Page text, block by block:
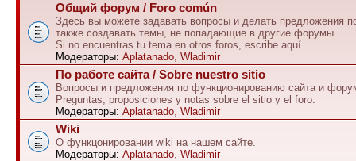
Общий форум / Foro común
Здесь вы можете задавать вопросы и делать предложения
также создавать темы, не попадающие в другие форумы.
Si no encuentras tu tema en otros foros, escribe aquí.
Модераторы: Aplatanado, Wladimir
По работе сайта / Sobre nuestro sitio
Вопросы и предложения по функционированию сайта и
Preguntas, proposiciones y notas sobre el sitio y el foro.
Модераторы: Aplatanado, Wladimir
Wiki
О функцонировании wiki на нашем сайте.
Модераторы: Aplatanado, Wladimir